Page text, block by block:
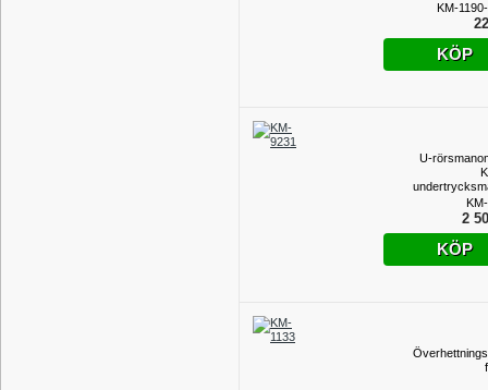
KM-
KÖP
U-
komplett med
2
KÖP